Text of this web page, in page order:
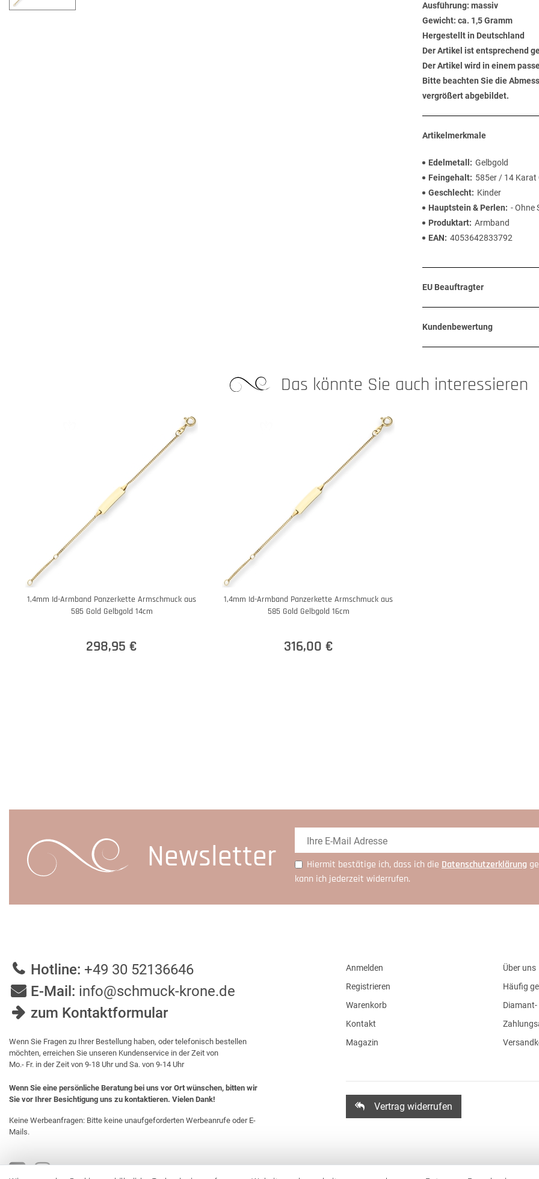
Ausführung: massiv
Gewicht: ca. 1,5 Gramm
Hergestellt in Deutschland
Der Artikel ist entsprechend
Der Artikel wird in einem
Bitte beachten Sie die
vergrößert abgebildet.
Artikelmerkmale
Edelmetall
Gelbgold
Feingehalt
585er / 14 Karat
Geschlecht
Kinder
Hauptstein & Perlen
- Ohne
Produktart Armband
EAN
4053642833792
EU Beauftragter
Kundenbewertung
Das könnte Sie auch interessieren
1,4mm Id-Armband Panzerkette Armschmuck aus
585 Gold Gelbgold 14cm
298,95 €
1,4mm Id-Armband Panzerkette Armschmuck aus
585 Gold Gelbgold 16cm
316,00 €
Newsletter Hiermit bestätige ich, dass ich die Daten­schutz­erklärung
kann ich jederzeit widerrufen.
Hotline: +49 30 52136646
E-Mail: info@schmuck-krone.de
zum Kontaktformular
Wenn Sie Fragen zu Ihrer Bestellung haben, oder telefonisch bestellen
möchten, erreichen Sie unseren Kundenservice in der Zeit von
Mo.- Fr. in der Zeit von 9-18 Uhr und Sa. von 9-14 Uhr
Wenn Sie eine persönliche Beratung bei uns vor Ort wünschen, bitten wir
Sie vor Ihrer Besichtigung uns zu kontaktieren. Vielen Dank!
Keine Werbeanfragen: Bitte keine unaufgeforderten Werbeanrufe oder E-
Mails.
Anmelden
Registrieren
Warenkorb
Kontakt
Magazin
Über uns
Häufig
Vertrag widerrufen